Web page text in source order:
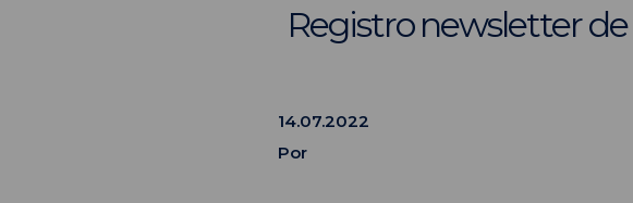
Registro newsletter
14.07.2022
Por